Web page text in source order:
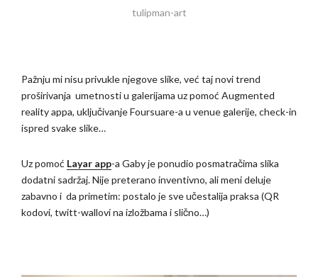
tulipman-art
Pažnju mi nisu privukle njegove slike, već taj novi trend
proširivanja umetnosti u galerijama uz pomoć Augmented
reality appa, uključivanje Foursuare-a u venue galerije, check-in
ispred svake slike…
Uz pomoć Layar app-a Gaby je ponudio posmatračima slika
dodatni sadržaj. Nije preterano inventivno, ali meni deluje
zabavno i da primetim: postalo je sve učestalija praksa (QR
kodovi, twitt-wallovi na izložbama i slično…)